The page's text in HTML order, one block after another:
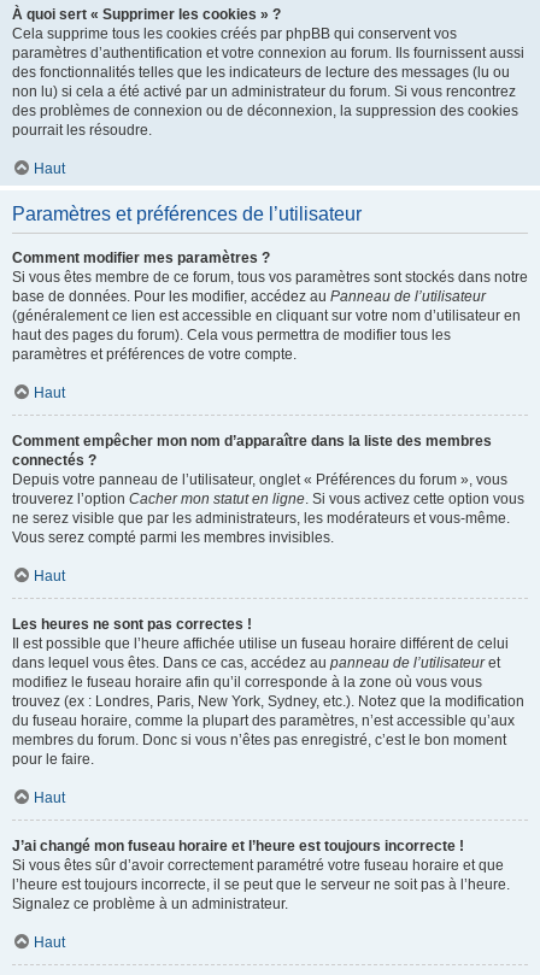
À quoi sert « Supprimer les cookies » ?
Cela supprime tous les cookies créés par phpBB qui conservent vos
paramètres d’authentification et votre connexion au forum. Ils fournissent aussi
des fonctionnalités telles que les indicateurs de lecture des messages (lu ou
non lu) si cela a été activé par un administrateur du forum. Si vous rencontrez
des problèmes de connexion ou de déconnexion, la suppression des cookies
pourrait les résoudre.
Haut
Paramètres et préférences de l’utilisateur
Comment modifier mes paramètres ?
Si vous êtes membre de ce forum, tous vos paramètres sont stockés dans notre
base de données. Pour les modifier, accédez au Panneau de l’utilisateur
(généralement ce lien est accessible en cliquant sur votre nom d’utilisateur en
haut des pages du forum). Cela vous permettra de modifier tous les
paramètres et préférences de votre compte.
Haut
Comment empêcher mon nom d’apparaître dans la liste des membres
connectés ?
Depuis votre panneau de l’utilisateur, onglet « Préférences du forum », vous
trouverez l’option Cacher mon statut en ligne. Si vous activez cette option vous
ne serez visible que par les administrateurs, les modérateurs et vous-même.
Vous serez compté parmi les membres invisibles.
Haut
Les heures ne sont pas correctes !
Il est possible que l’heure affichée utilise un fuseau horaire différent de celui
dans lequel vous êtes. Dans ce cas, accédez au panneau de l’utilisateuret
modifiez le fuseau horaire afin qu’il corresponde à la zone où vous vous
trouvez (ex : Londres, Paris, New York, Sydney, etc.). Notez que la modification
du fuseau horaire, comme la plupart des paramètres, n’est accessible qu’aux
membres du forum. Donc si vous n’êtes pas enregistré, c’est le bon moment
pour le faire.
Haut
J’ai changé mon fuseau horaire et l’heure est toujours incorrecte !
Si vous êtes sûr d’avoir correctement paramétré votre fuseau horaire et que
l’heure est toujours incorrecte, il se peut que le serveur ne soit pas à l’heure.
Signalez ce problème à un administrateur.
Haut